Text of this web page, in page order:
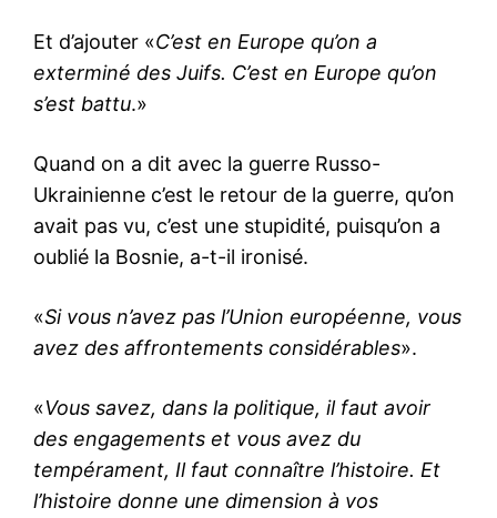
Et d’ajouter «C’est en Europe qu’on a
exterminé des Juifs. C’est en Europe qu’on
s’est battu.»
Quand on a dit avec la guerre Russo-
Ukrainienne c’est le retour de la guerre, qu’on
avait pas vu, c’est une stupidité, puisqu’on a
oublié la Bosnie, a-t-il ironisé.
«Si vous n’avez pas l’Union européenne, vous
avez des affrontements considérables».
«Vous savez, dans la politique, il faut avoir
des engagements et vous avez du
tempérament, Il faut connaître l’histoire. Et
l’histoire donne une dimension à vos